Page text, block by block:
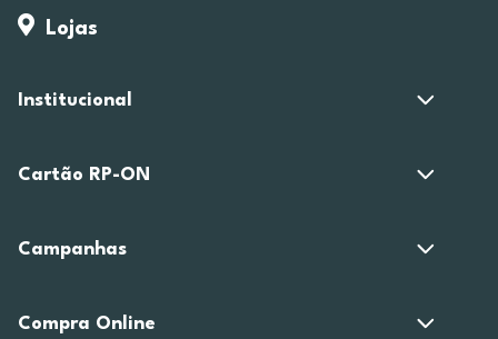
Lojas
Institucional
Cartão RP-ON
Campanhas
Compra Online